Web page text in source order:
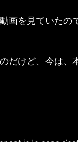
画を見ていたの
だけど、今は、